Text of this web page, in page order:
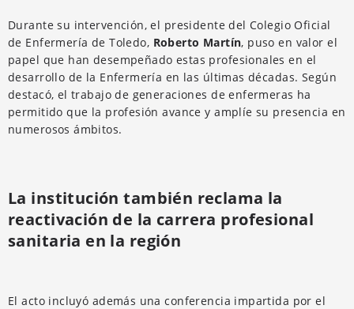
Durante su intervención, el presidente del Colegio Oficial
de Enfermería de Toledo, Roberto Martín, puso en valor el
papel que han desempeñado estas profesionales en el
desarrollo de la Enfermería en las últimas décadas. Según
destacó, el trabajo de generaciones de enfermeras ha
permitido que la profesión avance y amplíe su presencia en
numerosos ámbitos.
La institución también reclama la
reactivación de la carrera profesional
sanitaria en la región
El acto incluyó además una conferencia impartida por el